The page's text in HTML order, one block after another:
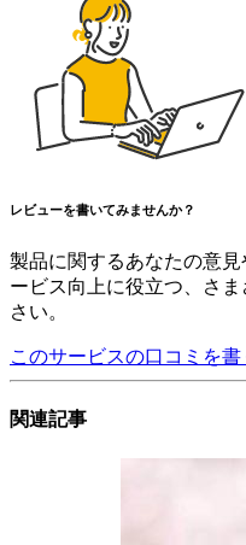
レビューを書いてみませんか？
製品に関するあなたの意
ービス向上に役立つ、さ
さい。
このサービスの口コミを書
関連記事